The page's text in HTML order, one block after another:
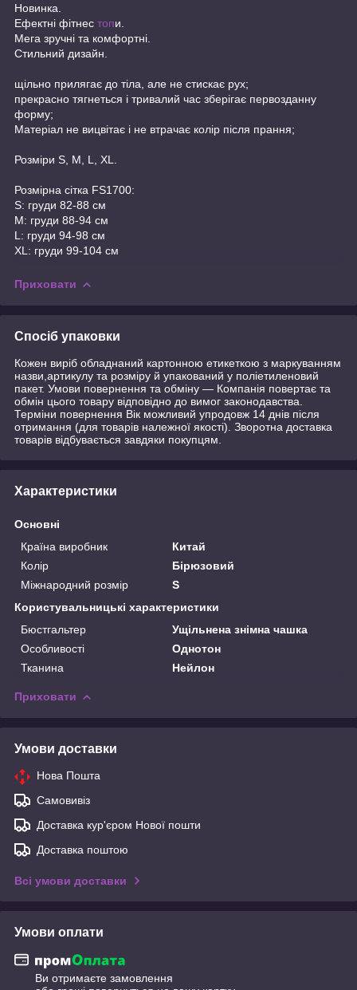
Новинка.
Ефектні фітнес топи.
Мега зручні та комфортні.
Стильний дизайн.
щільно прилягає до тіла, але не стискає рух;
прекрасно тягнеться і тривалий час зберігає первозданну
форму;
Матеріал не вицвітає і не втрачає колір після прання;
Розміри S, M, L, XL.
Розмірна сітка FS1700:
S: груди 82-88 см
M: груди 88-94 см
L: груди 94-98 см
XL: груди 99-104 см
Приховати
Спосіб упаковки
Кожен виріб обладнаний картонною етикеткою з маркуванням
назви,артикулу та розміру й упакований у поліетиленовий
пакет. Умови повернення та обміну — Компанія повертає та
обмін цього товару відповідно до вимог законодавства.
Терміни повернення Вік можливий упродовж 14 днів після
отримання (для товарів належної якості). Зворотна доставка
товарів відбувається завдяки покупцям.
Характеристики
Основні
Країна виробник
Китай
Колір
Бірюзовий
Міжнародний розмір
S
Користувальницькі характеристики
Бюстгальтер
Ущільнена знімна чашка
Особливості
Однотон
Тканина
Нейлон
Приховати
Умови доставки
Нова Пошта
Самовивіз
Доставка кур'єром Нової пошти
Доставка поштою
Всі умови доставки
Умови оплати
Ви отримаєте замовлення